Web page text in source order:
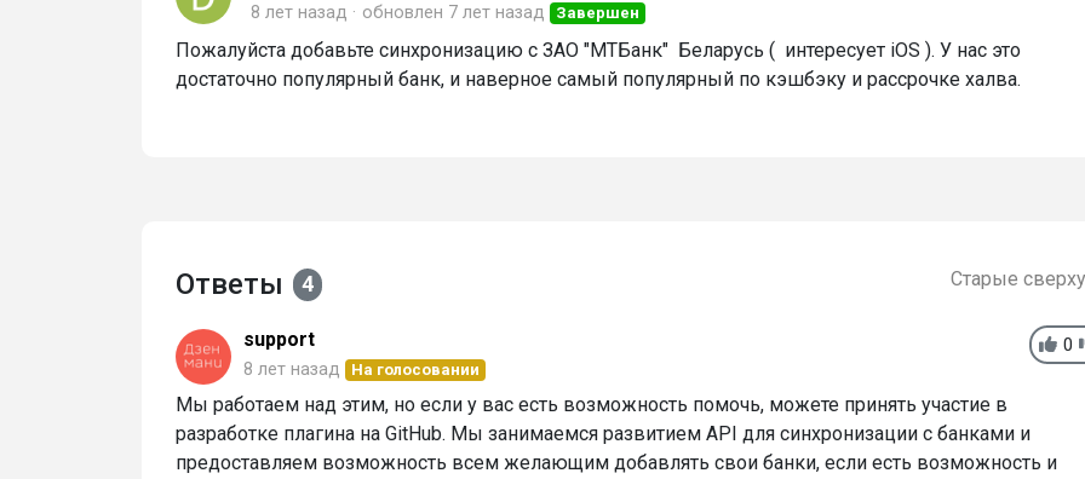
8 лет назад обновлен 7 лет назад Завершен
Пожалуйста добавьте синхронизацию с ЗАО "МТБанк" Беларусь ( интересует iOS ). У нас это
достаточно популярный банк, и наверное самый популярный по кэшбэку и рассрочке халва.
Ответы 4 Старые
0
support
8 лет назад На голосовании
Мы работаем над этим, но если у вас есть возможность помочь, можете принять участие в
разработке плагина на GitHub. Мы занимаемся развитием API для синхронизации с банками и
предоставляем возможность всем желающим добавлять свои банки, если есть возможность и